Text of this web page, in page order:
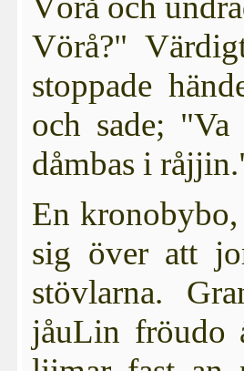
Vörå?"
stop­pade
och sade;
dåmbas i
En
sig över att
stövlarna.
jåuLin fröudo